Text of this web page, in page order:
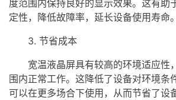
度范围内保持良好的显示效果。这有助
定性，降低故障率，延长设备使用寿命。
3. 节省成本
宽温液晶屏具有较高的环境适应性
围内正常工作。这降低了设备对环境条
可以在更多场合下使用，从而节省了设